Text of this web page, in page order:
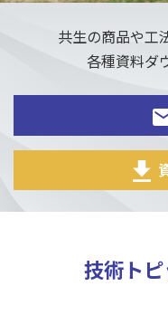
共生の商品や工
各種資料ダ
技術ト